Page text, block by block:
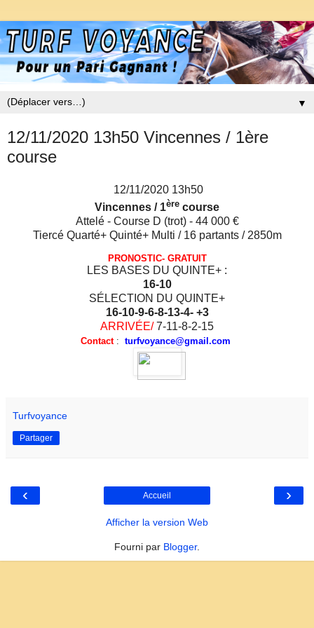
▼
12/11/2020 13h50 Vincennes / 1ère
course
12/11/2020 13h50
Vincennes / 1ère course
Attelé - Course D (trot) - 44 000 €
Tiercé Quarté+ Quinté+ Multi / 16 partants / 2850m
PRONOSTIC- GRATUIT
LES BASES DU QUINTE+ :
16-10
SÉLECTION DU QUINTE+
16-10-9-6-8-13-4- +3
ARRIVÉE/ 7-11-8-2-15
Contact : turfvoyance@gmail.com
Turfvoyance
Partager
‹ ›
Accueil
Afficher la version Web
Fourni par Blogger.